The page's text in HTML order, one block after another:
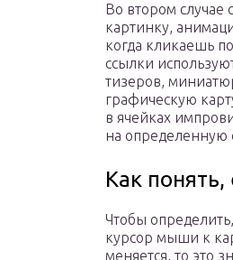
Во втором случае
картинку,
когда кликаешь
ссылки
тизеров,
графическую
в ячейках
на определенную
Как понять,
Чтобы
курсор мыши к
меняется, то это